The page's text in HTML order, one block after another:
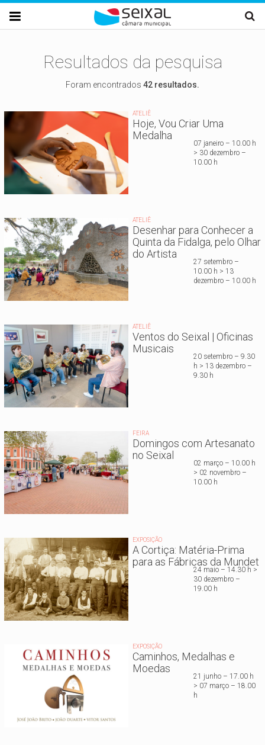
Passar para o conteúdo principal

Resultados da pesquisa
Foram encontrados 42 resultados.
ATELIÊ
Hoje, Vou Criar Uma
Medalha
07 janeiro – 10.00 h
> 30 dezembro –
10.00 h
ATELIÊ
Desenhar para Conhecer a
Quinta da Fidalga, pelo Olhar
do Artista
27 setembro –
10.00 h > 13
dezembro – 10.00 h
ATELIÊ
Ventos do Seixal | Oficinas
Musicais
20 setembro – 9.30
h > 13 dezembro –
9.30 h
FEIRA
Domingos com Artesanato
no Seixal
02 março – 10.00 h
> 02 novembro –
10.00 h
EXPOSIÇÃO
A Cortiça: Matéria-Prima
para as Fábricas da Mundet
24 maio – 14.30 h >
30 dezembro –
19.00 h
EXPOSIÇÃO
Caminhos, Medalhas e
Moedas
21 junho – 17.00 h
> 07 março – 18.00
h